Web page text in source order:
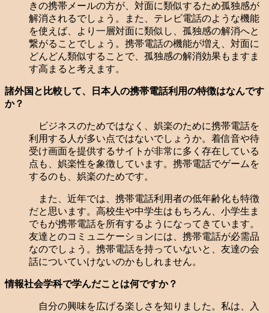
きの携帯メールの方が、対面に類似するため孤独感が
解消されるでしょう。また、テレビ電話のような機能
を使えば、より一層対面に類似し、孤独感の解消へと
繋がることでしょう。携帯電話の機能が増え、対面に
どんどん類似することで、孤独感の解消効果もますま
す高まると考えます。
諸外国と比較して、日本人の携帯電話利用の特徴はなんです
か？
ビジネスのためではなく、娯楽のために携帯電話を
利用する人が多い点ではないでしょうか。着信音や待
受け画面を提供するサイトが非常に多く存在している
点も、娯楽性を象徴しています。携帯電話でゲームを
するのも、娯楽のためです。
また、近年では、携帯電話利用者の低年齢化も特徴
だと思います。高校生や中学生はもちろん、小学生ま
でもが携帯電話を所有するようになってきています。
友達とのコミュニケーションには、携帯電話が必需品
なのでしょう。携帯電話を持っていないと、友達の会
話についていけないのかもしれません。
情報社会学科で学んだことは何ですか？
自分の興味を広げる楽しさを知りました。私は、入